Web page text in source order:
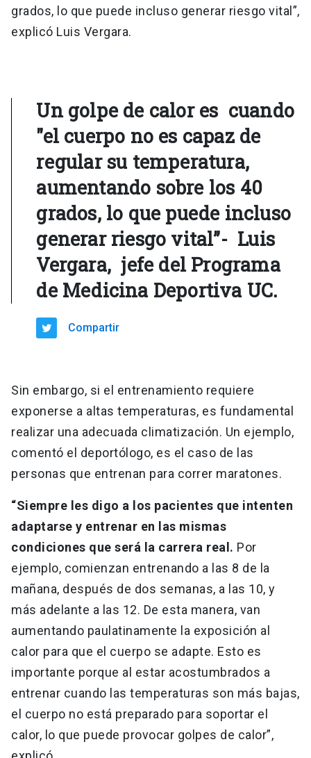
grados, lo que puede incluso generar riesgo vital”,
explicó Luis Vergara.
Un golpe de calor es cuando
"el cuerpo no es capaz de
regular su temperatura,
aumentando sobre los 40
grados, lo que puede incluso
generar riesgo vital”- Luis
Vergara, jefe del Programa
de Medicina Deportiva UC.
Compartir
Sin embargo, si el entrenamiento requiere
exponerse a altas temperaturas, es fundamental
realizar una adecuada climatización. Un ejemplo,
comentó el deportólogo, es el caso de las
personas que entrenan para correr maratones.
“Siempre les digo a los pacientes que intenten
adaptarse y entrenar en las mismas
condiciones que será la carrera real. Por
ejemplo, comienzan entrenando a las 8 de la
mañana, después de dos semanas, a las 10, y
más adelante a las 12. De esta manera, van
aumentando paulatinamente la exposición al
calor para que el cuerpo se adapte. Esto es
importante porque al estar acostumbrados a
entrenar cuando las temperaturas son más bajas,
el cuerpo no está preparado para soportar el
calor, lo que puede provocar golpes de calor”,